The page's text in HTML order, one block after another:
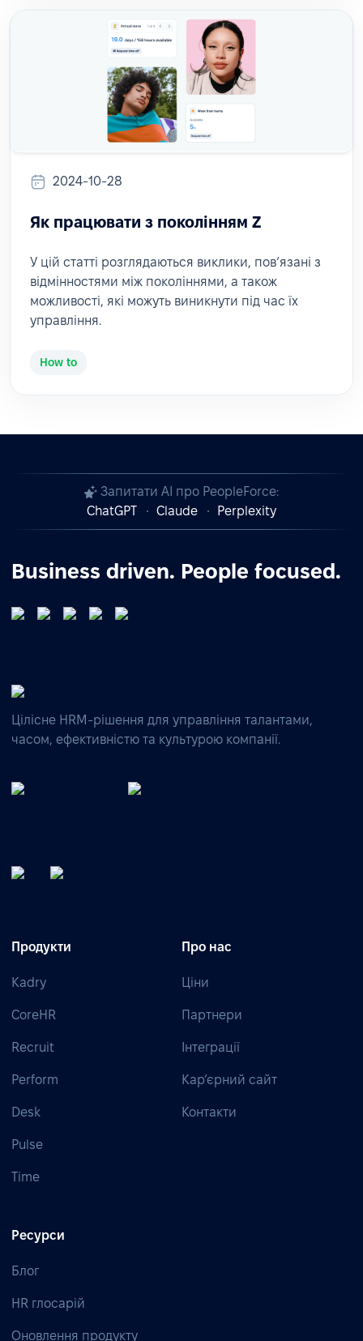
2024-10-28
Як працювати з поколінням Z
У цій статті розглядаються виклики, пов’язані з
відмінностями між поколіннями, а також
можливості, які можуть виникнути під час їх
управління.
How to
Запитати AI про PeopleForce:
ChatGPT
Claude Perplexity
Business driven. People focused.
Цілісне HRM-рішення для управління талантами,
часом, ефективністю та культурою компанії.
Продукти
Kadry
CoreHR
Recruit
Perform
Desk
Pulse
Time
Про нас
Ціни
Партнери
Інтеграції
Кар’єрний сайт
Контакти
Ресурси
Блог
HR глосарій
Оновлення продукту